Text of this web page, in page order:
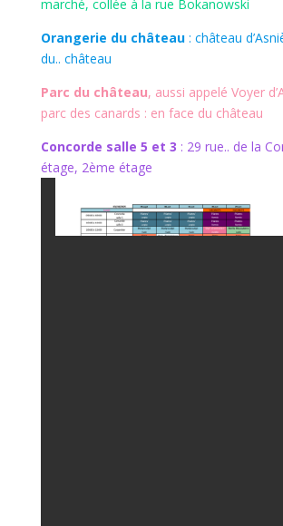
marché, collée à la rue Bokanowski
Orangerie du château: château
du.. château
Parc du château, aussi appelé Voyer
parc des canards : en face du château
Concorde salle 5 et 3 : 29 rue.. de la
étage, 2ème étage